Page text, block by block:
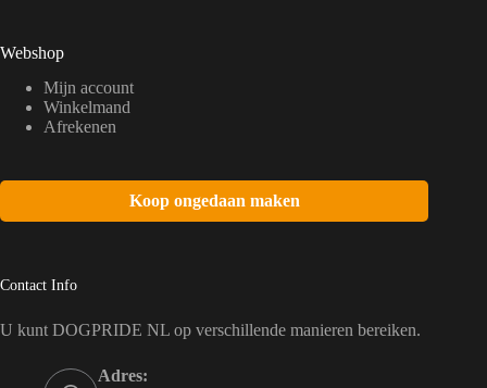
Webshop
Mijn account
Winkelmand
Afrekenen
Koop ongedaan maken
Contact Info
U kunt DOGPRIDE NL op verschillende manieren bereiken.
Adres: